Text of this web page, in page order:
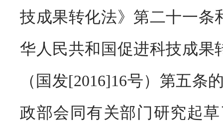
技成果转化法》第二十一条
华人民共和国促进科技成果
（国发[2016]16号）第五条
政部会同有关部门研究起